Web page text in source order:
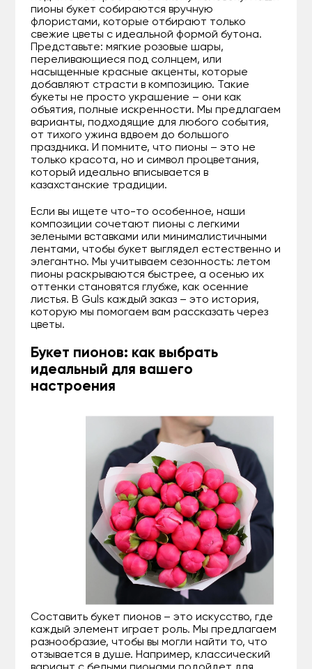
пионы букет собираются вручную
флористами, которые отбирают только
свежие цветы с идеальной формой бутона.
Представьте: мягкие розовые шары,
переливающиеся под солнцем, или
насыщенные красные акценты, которые
добавляют страсти в композицию. Такие
букеты не просто украшение – они как
объятия, полные искренности. Мы предлагаем
варианты, подходящие для любого события,
от тихого ужина вдвоем до большого
праздника. И помните, что пионы – это не
только красота, но и символ процветания,
который идеально вписывается в
казахстанские традиции.
Если вы ищете что-то особенное, наши
композиции сочетают пионы с легкими
зелеными вставками или минималистичными
лентами, чтобы букет выглядел естественно и
элегантно. Мы учитываем сезонность: летом
пионы раскрываются быстрее, а осенью их
оттенки становятся глубже, как осенние
листья. В Guls каждый заказ – это история,
которую мы помогаем вам рассказать через
цветы.
Букет пионов: как выбрать
идеальный для вашего
настроения
Составить букет пионов – это искусство, где
каждый элемент играет роль. Мы предлагаем
разнообразие, чтобы вы могли найти то, что
отзывается в душе. Например, классический